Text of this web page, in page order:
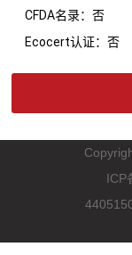
CFDA名录：否
Ecocert认证：否
ICP